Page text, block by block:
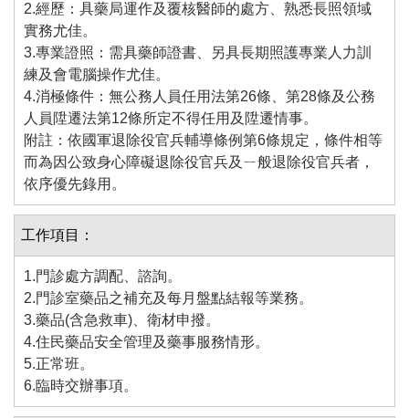
2.經歷：具藥局運作及覆核醫師的處方、熟悉長照領域
實務尤佳。
3.專業證照：需具藥師證書、另具長期照護專業人力訓
練及會電腦操作尤佳。
4.消極條件：無公務人員任用法第26條、第28條及公務
人員陞遷法第12條所定不得任用及陞遷情事。
附註：依國軍退除役官兵輔導條例第6條規定，條件相等
而為因公致身心障礙退除役官兵及ㄧ般退除役官兵者，
依序優先錄用。
工作項目：
1.門診處方調配、諮詢。
2.門診室藥品之補充及每月盤點結報等業務。
3.藥品(含急救車)、衛材申撥。
4.住民藥品安全管理及藥事服務情形。
5.正常班。
6.臨時交辦事項。